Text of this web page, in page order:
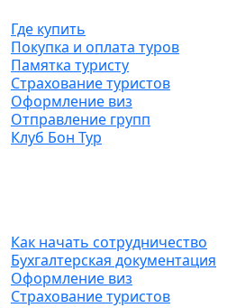
Где купить
Покупка и оплата туров
Памятка туристу
Страхование туристов
Оформление виз
Отправление групп
Клуб Бон Тур
Как начать сотрудничество
Бухгалтерская документация
Оформление виз
Страхование туристов